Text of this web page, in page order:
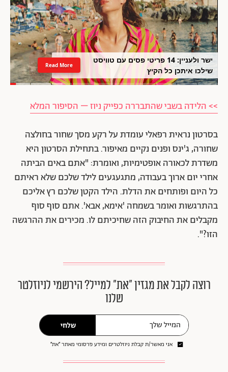
ישר ולעניין: 14 פריטי פסים עם טוויסט
שילכו איתכן כל הקיץ
Read More
>> הלידה בשבי שהתבררה כפייק ניוז – הסיפור המלא
בסרטון נראית רפאלי עומדת על רקע מסך שחור בחולצה
שחורה, ג'ינס ופנים נקיים מאיפור. בתחילת הסרטון היא
משדרת לכאורה אופטימיות, ואומרת: "אתם באים הביתה
אחרי יום ארוך בעבודה, מתגעגעים לילד שלכם שלא ראיתם
כל היום ופותחים את הדלת. הילד הקטן שלכם רץ אליכם
בהתרגשות ואומר בשמחה 'אימא, אבא'. אתם סוף סוף
מקבלים את החיבוק הזה שחיכיתם לו. מכירים את ההרגשה
הזו?".
רוצה לקבל את מגזין ״את״ למייל? הירשמי לניוזלטר
שלנו
שלחי
אני מאשר/ת קבלת ניוזלטרים ומידע פרסומי מאתר ״את״